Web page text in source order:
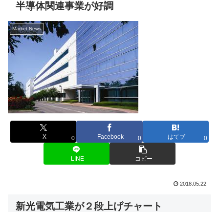
半導体関連事業が好調
Market News
X 0 Facebook 0 はてブ 0
LINE コピー
2018.05.22
新光電気工業が２段上げチャート